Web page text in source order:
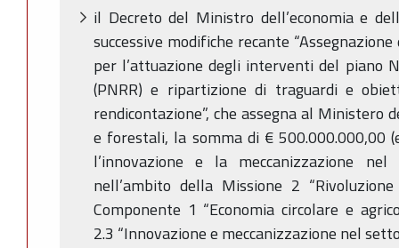
il Decreto del Ministro dell’economia e
successive modifiche recante
per l’attuazione degli interventi del piano
(PNRR) e ripartizione di traguardi e
rendicontazione”, che assegna al Ministero
e forestali, la somma di € 500.000.000,00
l’innovazione e la meccanizzazione
nell’ambito della Missione 2
Componente 1 “Economia circolare e
2.3 “Innovazione e meccanizzazione nel